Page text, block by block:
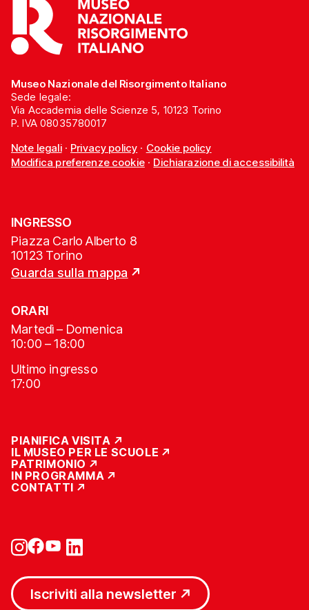
Museo Nazionale del Risorgimento Italiano
Sede legale:
Via Accademia delle Scienze 5, 10123 Torino
P. IVA 08035780017
Note legali· Privacy policy · Cookie policy
Modifica preferenze cookie· Dichiarazione di accessibilità
INGRESSO
Piazza Carlo Alberto 8
10123 Torino
Guarda sulla mappa
ORARI
Martedì – Domenica
10:00 – 18:00
Ultimo ingresso
17:00
PIANIFICA VISITA
IL MUSEO PER LE SCUOLE
PATRIMONIO
IN PROGRAMMA
CONTATTI
Iscriviti alla newsletter